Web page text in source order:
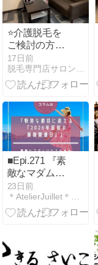
⭐️介護脱毛を
ご検討の方へ
⭐️
17日前
■Epi.271 『素
敵なマダムに
なるためのと
っておきな秘
訣』 7月19
「2026年屈指
の最強開運
23日前